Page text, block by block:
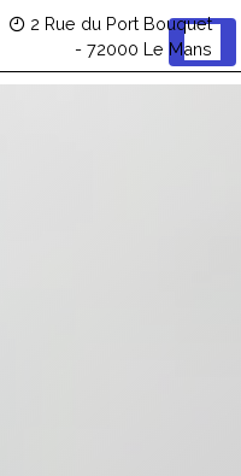
2 Rue du Port Bouquet
- 72000 Le Mans